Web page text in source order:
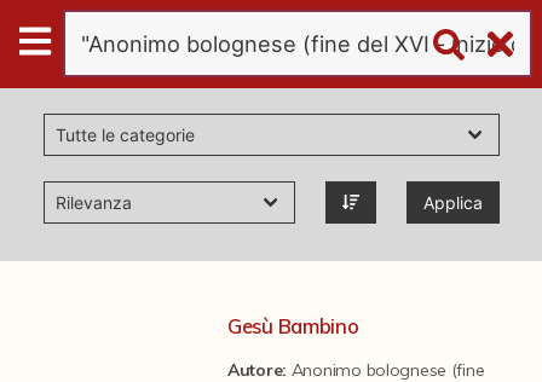
Digital
Humanities
Donazioni
Pubblicazioni Applica
Gesù Bambino
Autore: Anonimo bolognese (fine